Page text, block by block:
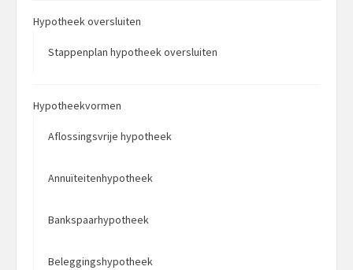
Hypotheek oversluiten
Stappenplan hypotheek oversluiten
Hypotheekvormen
Aflossingsvrije hypotheek
Annuïteitenhypotheek
Bankspaarhypotheek
Beleggingshypotheek